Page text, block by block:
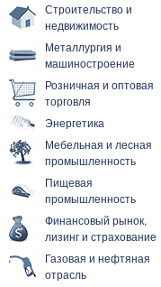
Строительство и
недвижимость
Металлургия и
машиностроение
Розничная и оптовая
торговля
Энергетика
Мебельная и лесная
промышленность
Пищевая
промышленность
Финансовый рынок,
лизинг и страхование
Газовая и нефтяная
отрасль